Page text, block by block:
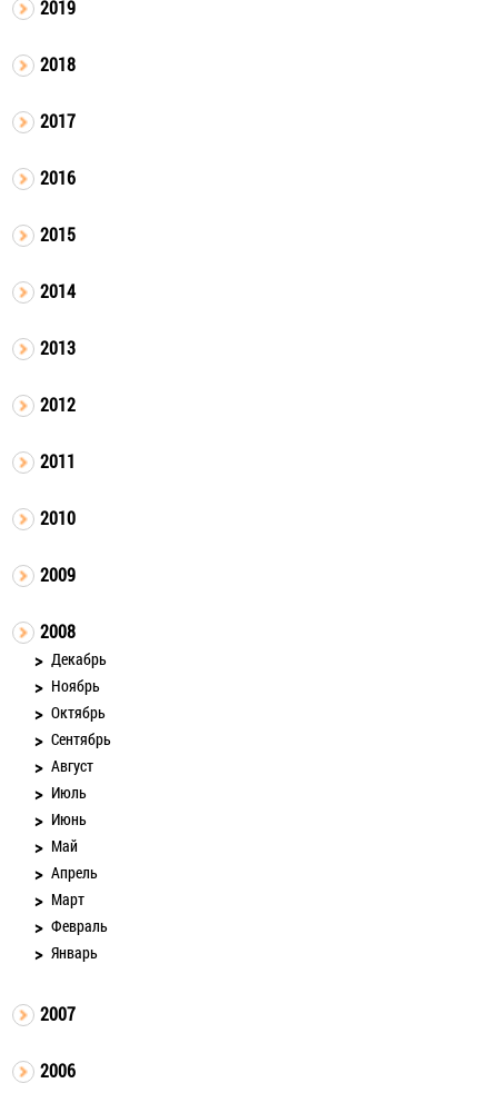
2019
2018
2017
2016
2015
2014
2013
2012
2011
2010
2009
2008
Декабрь
Ноябрь
Октябрь
Сентябрь
Август
Июль
Июнь
Май
Апрель
Март
Февраль
Январь
2007
2006